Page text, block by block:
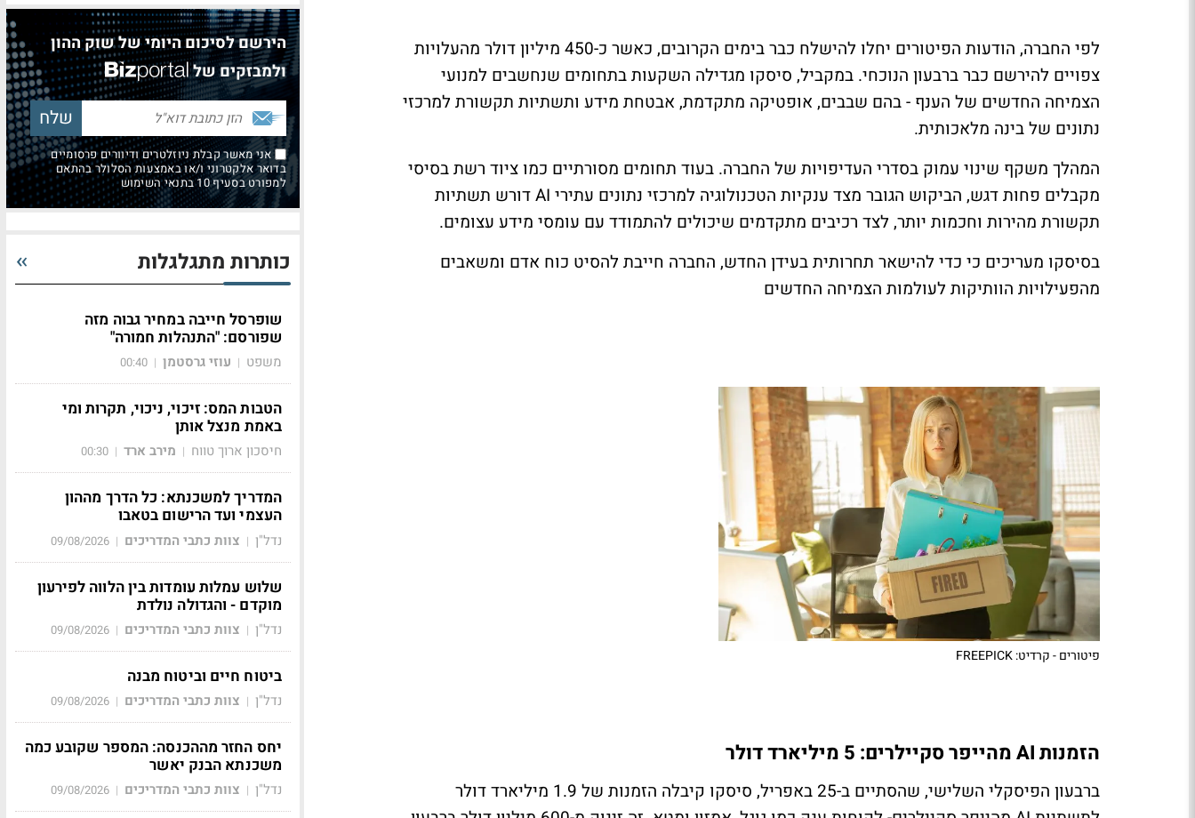
לפי החברה, הודעות הפיטורים יחלו להישלח כבר בימים הקרובים, כאשר כ-450 מיליון דולר מהעלויות
צפויים להירשם כבר ברבעון הנוכחי. במקביל, סיסקו מגדילה השקעות בתחומים שנחשבים למנועי
הצמיחה החדשים של הענף - בהם שבבים, אופטיקה מתקדמת, אבטחת מידע ותשתיות תקשורת למרכזי
נתונים של בינה מלאכותית.
המהלך משקף שינוי עמוק בסדרי העדיפויות של החברה. בעוד תחומים מסורתיים כמו ציוד רשת בסיסי
מקבלים פחות דגש, הביקוש הגובר מצד ענקיות הטכנולוגיה למרכזי נתונים עתירי AI דורש תשתיות
תקשורת מהירות וחכמות יותר, לצד רכיבים מתקדמים שיכולים להתמודד עם עומסי מידע עצומים.
בסיסקו מעריכים כי כדי להישאר תחרותית בעידן החדש, החברה חייבת להסיט כוח אדם ומשאבים
מהפעילויות הוותיקות לעולמות הצמיחה החדשים
פיטורים - קרדיט: FREEPICK
הזמנות AI מהייפר סקיילרים: 5 מיליארד דולר
ברבעון הפיסקלי השלישי, שהסתיים ב-25 באפריל, סיסקו קיבלה הזמנות של 1.9 מיליארד דולר
הירשם לסיכום היומי של שוק ההון
ולמבזקים של
אני מאשר קבלת ניוזלטרים ודיוורים פרסומיים
בדואר אלקטרוני ו/או באמצעות הסלולר בהתאם
למפורט בסעיף 10 בתנאי השימוש
כותרות מתגלגלות
שופרסל חייבה במחיר גבוה מזה
שפורסם: "התנהלות חמורה"
משפט | עוזי גרסטמן |
00:40
הטבות המס: זיכוי, ניכוי, תקרות ומי
באמת מנצל אותן
חיסכון ארוך טווח | מירב ארד |
00:30
המדריך למשכנתא: כל הדרך מההון
העצמי ועד הרישום בטאבו
נדל"ן | צוות כתבי המדריכים |
09/08/2026
שלוש עמלות עומדות בין הלווה לפירעון
מוקדם - והגדולה נולדת
נדל"ן | צוות כתבי המדריכים |
09/08/2026
ביטוח חיים וביטוח מבנה
נדל"ן | צוות כתבי המדריכים |
09/08/2026
יחס החזר מההכנסה: המספר שקובע כמה
משכנתא הבנק יאשר
נדל"ן | צוות כתבי המדריכים |
09/08/2026